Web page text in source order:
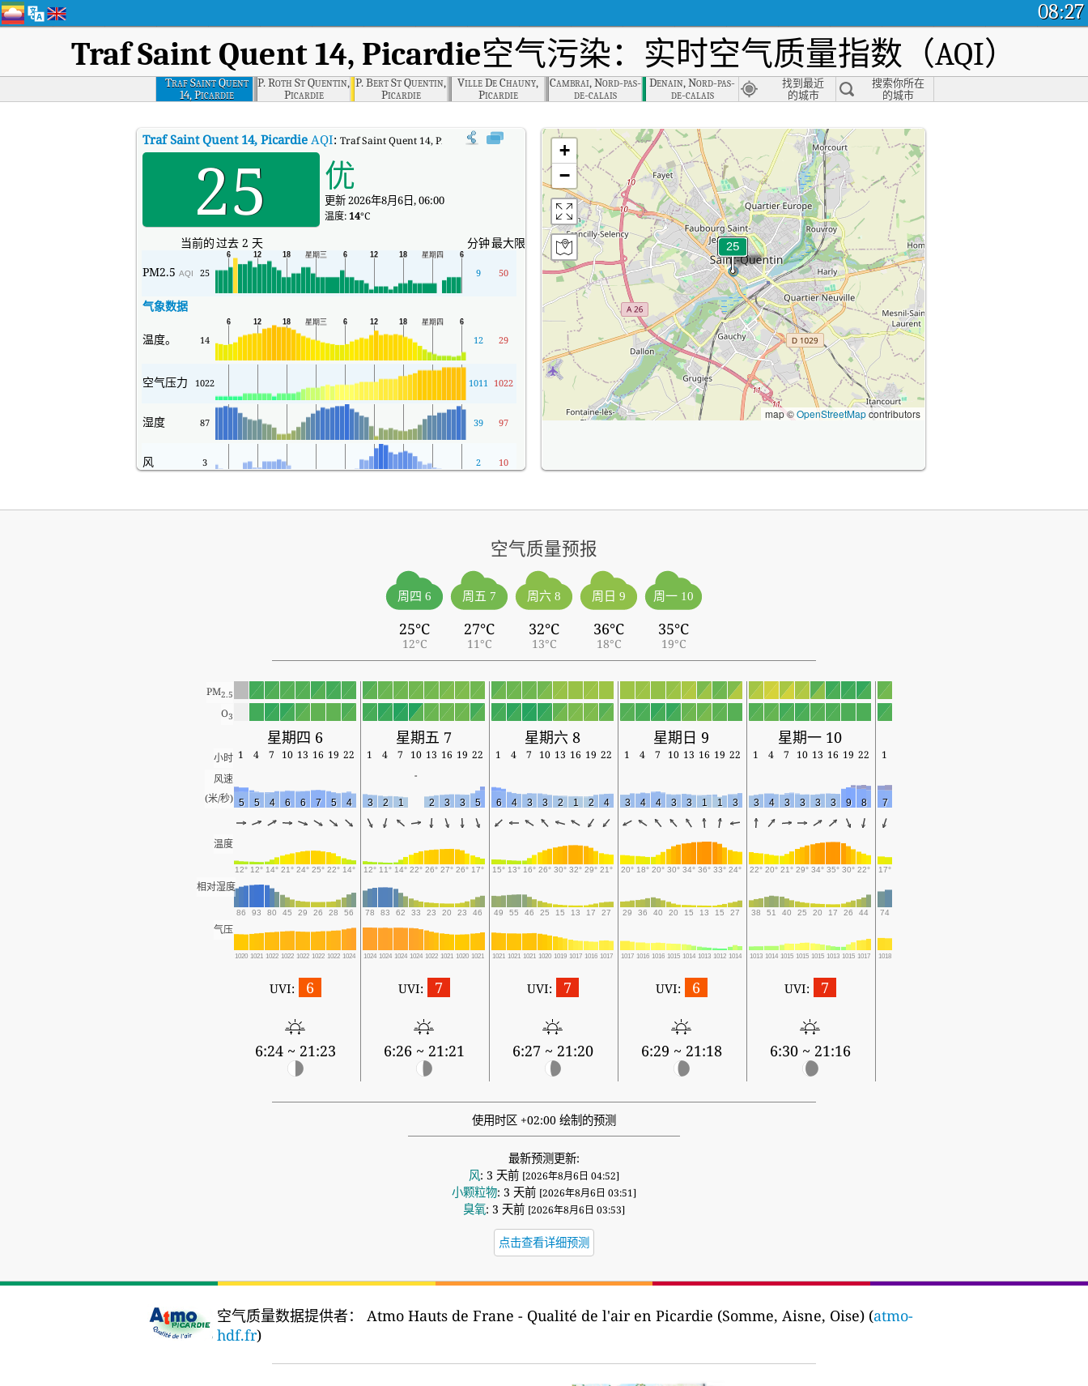
08:27
Traf Saint Quent 14, Picardie空气污染：实时空气质量指数（AQI）
Traf Saint Quent
14, Picardie
P. Roth St Quentin,
Picardie
P. Bert St Quentin,
Picardie
Ville De Chauny,
Picardie
Cambrai, Nord-pas-
de-calais
Denain, Nord-pas-
de-calais
找到最近
的城市
搜索你所在
的城市
Traf Saint Quent 14, PicardieAQI: Traf Saint Quent 14, Picardie实时空气质量指数（AQI）。
25 优
更新 2026年8月6日, 06:00
温度: 14°C
当前的过去 2 天 分钟最大限度
PM2.5 AQI 25 9 50
气象数据
温度。 14 12 29
空气压力 1022 1011 1022
湿度 87 39 97
风 3 2 10
+
−
map ©OpenStreetMapcontributors
空气质量预报
周四 6
25°C
12°C
周五 7
27°C
11°C
周六 8
32°C
13°C
周日 9
36°C
18°C
周一 10
35°C
19°C
PM2.5
O3
星期四 6 星期五 7 星期六 8 星期日 9 星期一 10
小时 1 4 7 10 13 16 19 22 1 4 7 10 13 16 19 22 1 4 7 10 13 16 19 22 1 4 7 10 13 16 19 22 1 4 7 10 13 16 19 22
1
风速
(米/秒) 5 5 4 6 6 7 5 4 3 2 1
-
2 3 3 5 6 4 3 3 2 1 2 4 3 4 4 3 3 1 1 3 3 4 3 3 3 3 9 8 7
温度
12° 12° 14° 21° 24° 25° 22° 14° 12° 11° 14° 22° 26° 27° 26° 17° 15° 13° 16° 26° 30° 32° 29° 21° 20° 18° 20° 30° 34° 36° 33° 24° 22° 20° 21° 29° 34° 35° 30° 22° 17°
相对湿度
86 93 80 45 29 26 28 56 78 83 62 33 23 20 23 46 49 55 46 25 15 13 17 27 29 36 40 20 15 13 15 27 38 51 40 25 20 17 26 44 74
气压
1020 1021 1022 1022 1022 1022 1022 1024 1024 1024 1024 1024 1022 1021 1020 1021 1021 1021 1021 1020 1019 1017 1016 1017 1017 1016 1016 1015 1014 1013 1012 1014 1013 1014 1015 1015 1015 1013 1015 1017 1018
UVI: 6
6:24 ~ 21:23
UVI: 7
6:26 ~ 21:21
UVI: 7
6:27 ~ 21:20
UVI: 6
6:29 ~ 21:18
UVI: 7
6:30 ~ 21:16
使用时区 +02:00 绘制的预测
最新预测更新:
风: 3 天前 [2026年8月6日 04:52]
小颗粒物: 3 天前 [2026年8月6日 03:51]
臭氧: 3 天前 [2026年8月6日 03:53]
点击查看详细预测
空气质量数据提供者： Atmo Hauts de Frane - Qualité de l'air en Picardie (Somme, Aisne, Oise) (atmo-
hdf.fr)